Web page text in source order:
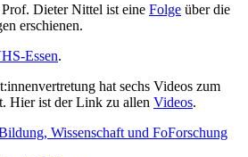
Dieter Nittel ist eine Folge über die
erschienen.
Essen.
hat sechs Videos zum
Hier ist der Link zu allen Videos.
Wissenschaft und FoForschung